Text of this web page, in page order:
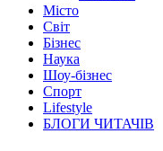
Місто
Світ
Бізнес
Наука
Шоу-бізнес
Спорт
Lifestyle
БЛОГИ ЧИТАЧІВ